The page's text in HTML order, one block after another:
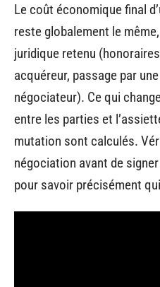
Le coût économique final
reste globalement le
juridique retenu
acquéreur, passage par
négociateur). Ce qui
entre les parties et
mutation sont calculés.
négociation avant de
pour savoir précisément